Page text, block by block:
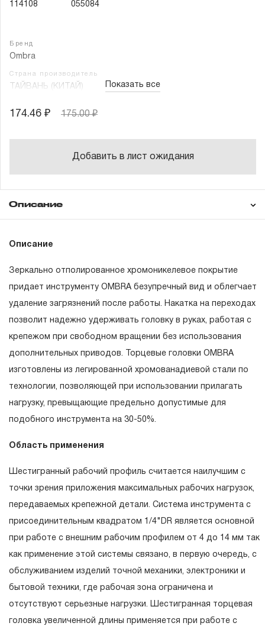
114108 055084
Бренд
Ombra
Страна производитель
ТАЙВАНЬ (КИТАЙ) Показать все
174.46 ₽ 175.00 ₽
Добавить в лист ожидания
Описание
Описание
Зеркально отполированное хромоникелевое покрытие
придает инструменту OMBRA безупречный вид и облегчает
удаление загрязнений после работы. Накатка на переходах
позволит надежно удерживать головку в руках, работая с
крепежом при свободном вращении без использования
дополнительных приводов. Торцевые головки OMBRA
изготовлены из легированной хромованадиевой стали по
технологии, позволяющей при использовании прилагать
нагрузку, превыщающие предельно допустимые для
подобного инструмента на 30-50%.
Область применения
Шестигранный рабочий профиль считается наилучшим с
точки зрения приложения максимальных рабочих нагрузок,
передаваемых крепежной детали. Система инструмента с
присоединительным квадратом 1/4"DR является основной
при работе с внешним рабочим профилем от 4 до 14 мм так
как применение этой системы связано, в первую очередь, с
обслуживанием изделий точной механики, электроники и
бытовой техники, где рабочая зона ограничена и
отсутствуют серьезные нагрузки. Шестигранная торцевая
головка увеличенной длины применяется при работе с
Понятие «ПОЖИЗНЕННАЯ ГАРАНТИЯ».
1.1 Понятие «ПОЖИЗНЕННАЯ ГАРАНТИЯ» включает в
себя признание неограниченного срока поддержания
гарантийных обязательств в течение всего периода
эксплуатации изделия, а также замена или ремонт
технической экспертизы было установлено, что
некачественные материалы или нарушал технологию в
2. Понятие «ОГРАНИЧЕННАЯ ГАРАНТИЯ»
2.1 На инструмент, имеющий в своей конструкции
КИНЕМАТИЧЕСКУЮ СХЕМУ (МЕХАНИЗМ)